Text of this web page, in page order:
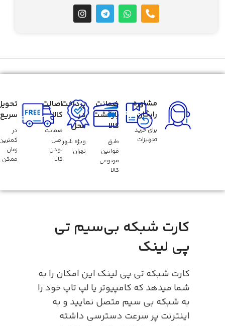
مشاوره
رایگان
برای خرید
تجهیزات
ضمانت
بازگشت
کالا
طبق
قوانین
مرجوعی
کالا
پرداخت
در
محل
ویژه شهر
تهران
اصالت
کالا
ضمانت
اصل
بودن
کالا
سریع
در
زمان
ممکن
کارت شبکه بی‌سیم تی
پی لینک
کارت شبکه تی پی لینک این امکان را به
شما میدهد که کامپیوتر یا لپ تاپ خود را
به شبکه بی سیم متصل نمایید و به
اینترنت پر سرعت دسترسی داشته